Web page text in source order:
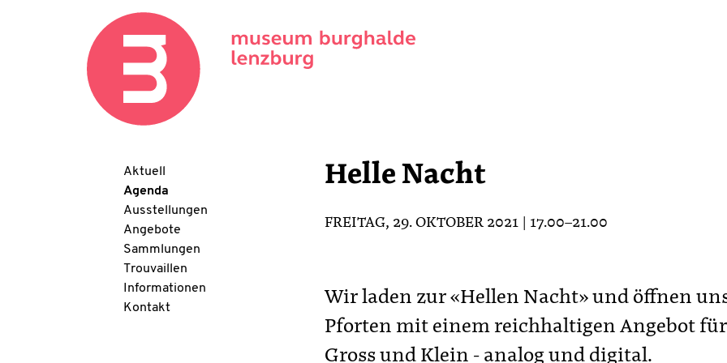
Aktuell
Agenda
Ausstellungen
Angebote
Sammlungen
Trouvaillen
Informationen
Kontakt
Helle Nacht
FREITAG, 29. OKTOBER 2021 | 17.00–21.00
Wir laden zur «Hellen Nacht» und öffnen
Pforten mit einem reichhaltigen Angebot für
Gross und Klein - analog und digital.